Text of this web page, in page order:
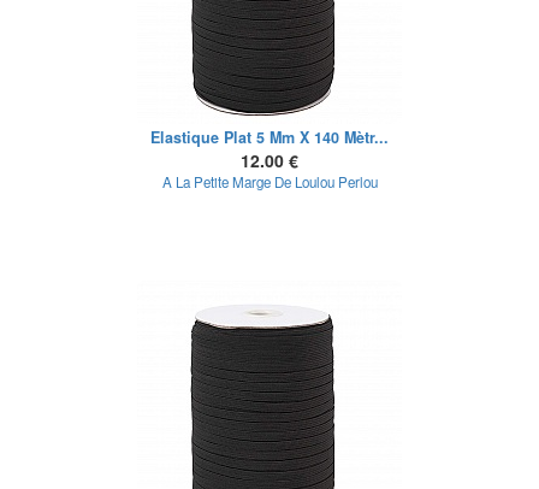
Elastique Plat 5 Mm X 140 Mètr...
12.00 €
A La Petite Marge De Loulou Perlou